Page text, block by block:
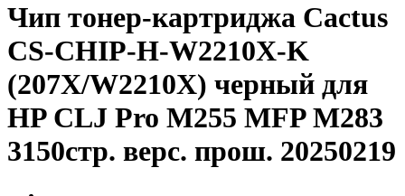
Чип тонер-картриджа Cactus
CS-CHIP-H-W2210X-K
(207X/W2210X) черный для
HP CLJ Pro M255 MFP M283
3150стр. верс. прош. 20250219